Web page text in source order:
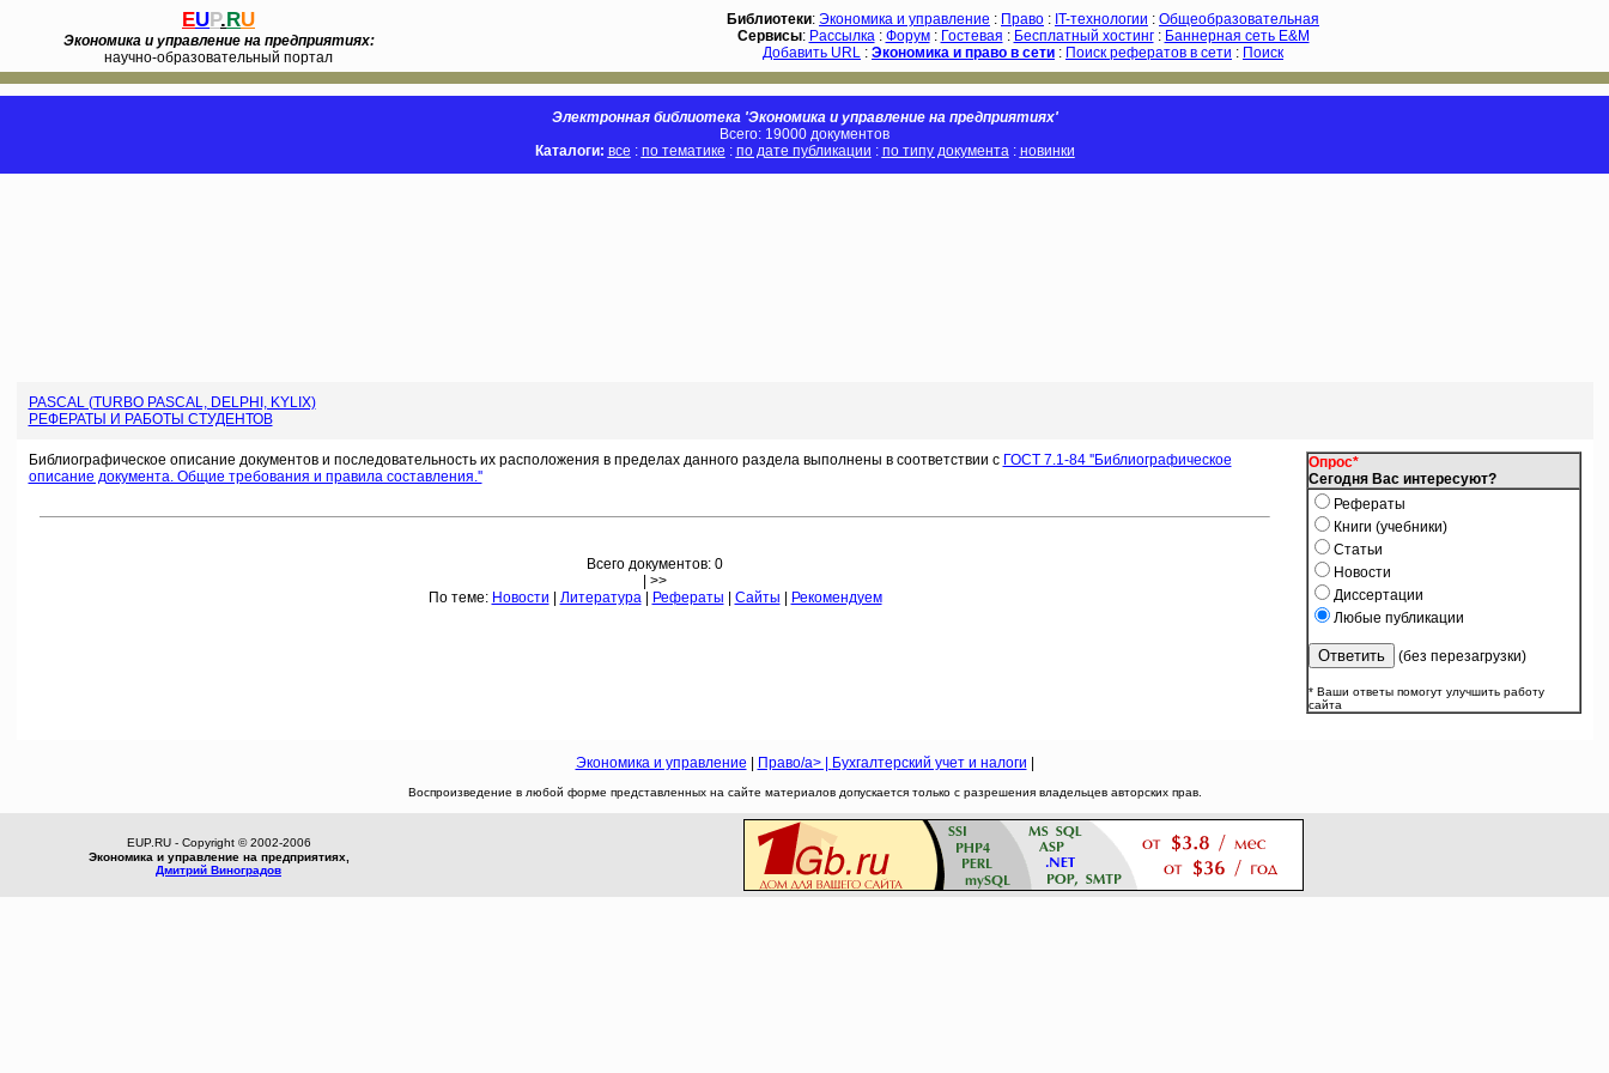
EUP.RU
Экономика и управление на предприятиях:
научно-образовательный портал
Библиотеки: Экономика и управление : Право : IT-технологии : Общеобразовательная
Сервисы: Рассылка: Форум: Гостевая : Бесплатный хостинг: Баннерная сеть E&M
Добавить URL : Экономика и право в сети : Поиск рефератов в сети : Поиск
Электронная библиотека 'Экономика и управление на предприятиях'
Всего: 19000 документов
Каталоги: все : по тематике : по дате публикации : по типу документа: новинки
PASCAL (TURBO PASCAL, DELPHI, KYLIX)
РЕФЕРАТЫ И РАБОТЫ СТУДЕНТОВ
Библиографическое описание документов и последовательность их расположения в пределах данного раздела выполнены в соответствии с ГОСТ 7.1-84 ''Библиографическое
описание документа. Общие требования и правила составления.''
Всего документов: 0
| >>
По теме: Новости Литература| Рефераты Сайты Рекомендуем
Опрос*
Сегодня Вас интересуют?
Рефераты
Книги (учебники)
Статьи
Новости
Диссертации
Любые публикации
(без перезагрузки)
* Ваши ответы помогут улучшить работу
сайта
Экономика и управление Право/a> | Бухгалтерский учет и налоги
Воспроизведение в любой форме представленных на сайте материалов допускается только с разрешения владельцев авторских прав.
EUP.RU - Copyright © 2002-2006
Экономика и управление на предприятиях,
Дмитрий Виноградов